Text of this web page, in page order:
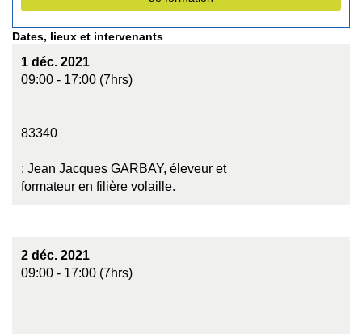
Dates, lieux et intervenants
1 déc. 2021
09:00 - 17:00 (7hrs)
83340
: Jean Jacques GARBAY, éleveur et
formateur en filière volaille.
2 déc. 2021
09:00 - 17:00 (7hrs)